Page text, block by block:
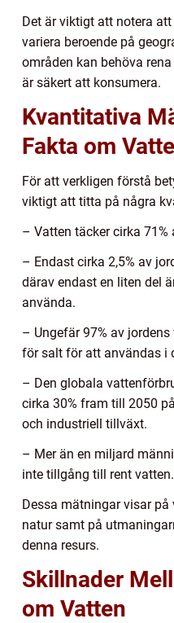
Det är viktigt att notera
variera beroende på
områden kan behöva
är säkert att konsumera.
Kvantitativa
Fakta om
För att verkligen förstå
viktigt att titta på några
– Vatten täcker cirka 71%
– Endast cirka 2,5% av
därav endast en liten del
använda.
– Ungefär 97% av
för salt för att användas i
– Den globala
cirka 30% fram till 2050
och industriell tillväxt.
– Mer än en miljard
inte tillgång till rent vatten.
Dessa mätningar visar
natur samt på
denna resurs.
Skillnader
om Vatten